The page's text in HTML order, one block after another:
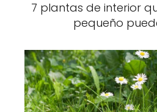
7 plantas de interior
pequeño